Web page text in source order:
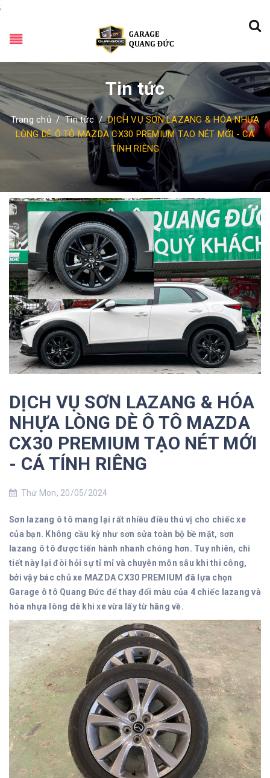
;
Tin tức
Trang chủ / Tin tức / DỊCH VỤ SƠN LAZANG & HÓA NHỰA
LÒNG DÈ Ô TÔ MAZDA CX30 PREMIUM TẠO NÉT MỚI - CÁ
TÍNH RIÊNG
DỊCH VỤ SƠN LAZANG & HÓA
NHỰA LÒNG DÈ Ô TÔ MAZDA
CX30 PREMIUM TẠO NÉT MỚI
- CÁ TÍNH RIÊNG
Thứ Mon, 20/05/2024
Sơn lazang ô tô mang lại rất nhiều điều thú vị cho chiếc xe
của bạn. Không cầu kỳ như sơn sửa toàn bộ bề mặt, sơn
lazang ô tô được tiến hành nhanh chóng hơn. Tuy nhiên, chi
tiết này lại đòi hỏi sự tỉ mỉ và chuyên môn sâu khi thi công,
bởi vậy bác chủ xe MAZDA CX30 PREMIUM đã lựa chọn
Garage ô tô Quang Đức để thay đổi màu của 4 chiếc lazang và
hóa nhựa lòng dè khi xe vừa lấy từ hãng về.